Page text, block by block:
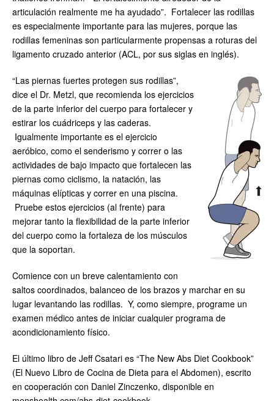
articulación realmente me ha ayudado”. Fortalecer las rodillas
es especialmente importante para las mujeres, porque las
rodillas femeninas son particularmente propensas a roturas del
ligamento cruzado anterior (ACL, por sus siglas en inglés).
“Las piernas fuertes protegen sus rodillas”,
dice el Dr. Metzl, que recomienda los ejercicios
de la parte inferior del cuerpo para fortalecer y
estirar los cuádriceps y las caderas.
Igualmente importante es el ejercicio
aeróbico, como el senderismo y correr o las
actividades de bajo impacto que fortalecen las
piernas como ciclismo, la natación, las
máquinas elípticas y correr en una piscina.
Pruebe estos ejercicios (al frente) para
mejorar tanto la flexibilidad de la parte inferior
del cuerpo como la fortaleza de los músculos
que la soportan.
Comience con un breve calentamiento con
saltos coordinados, balanceo de los brazos y marchar en su
lugar levantando las rodillas. Y, como siempre, programe un
examen médico antes de iniciar cualquier programa de
acondicionamiento físico.
El último libro de Jeff Csatari es “The New Abs Diet Cookbook”
(El Nuevo Libro de Cocina de Dieta para el Abdomen), escrito
en cooperación con Daniel Zinczenko, disponible en